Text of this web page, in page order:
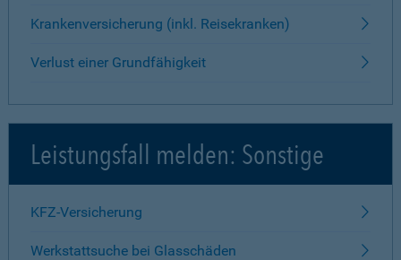
Krankenversicherung (inkl. Reisekranken)
Verlust einer Grundfähigkeit
Leistungsfall melden: Sonstige
KFZ-Versicherung
Werkstattsuche bei Glasschäden